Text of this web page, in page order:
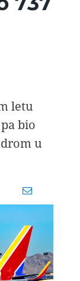
letu
bio
u